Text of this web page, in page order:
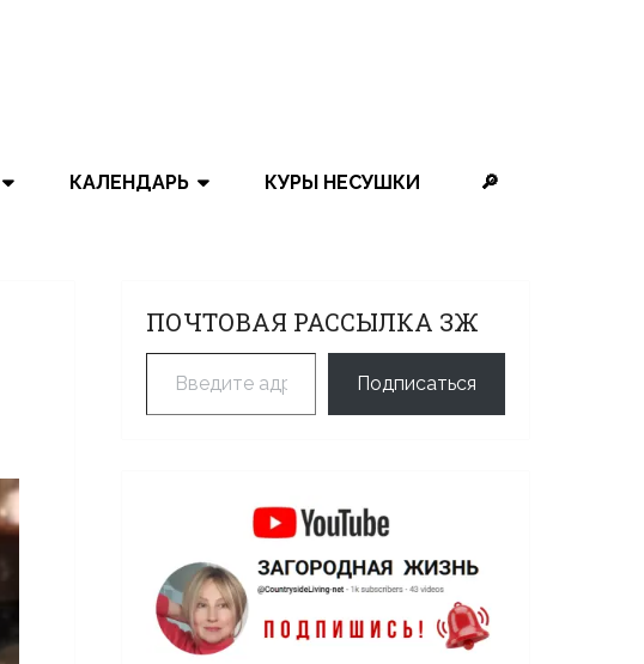
КАЛЕНДАРЬ КУРЫ НЕСУШКИ 🔎
ПОЧТОВАЯ РАССЫЛКА ЗЖ
Введите адрес электронной почты…
Подписаться